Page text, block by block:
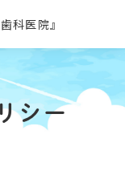
シー